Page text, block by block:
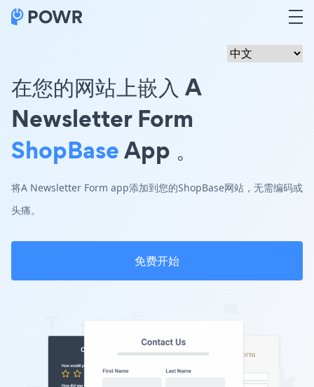
在您的网站上嵌入 A
Newsletter Form
ShopBaseApp 。
将A Newsletter Form app添加到您的ShopBase网站，无需编码或
头痛。
免费开始